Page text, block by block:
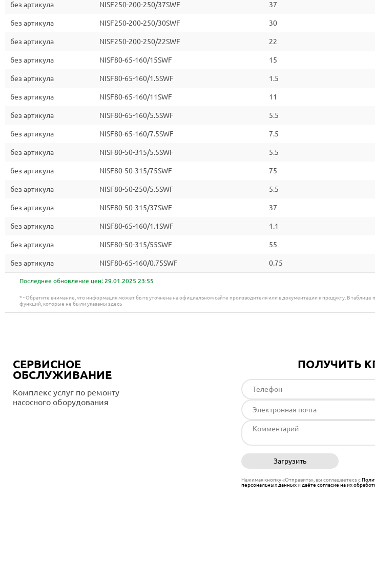
без артикула NISF250-200-250/37SWF 37
без артикула NISF250-200-250/30SWF 30
без артикула NISF250-200-250/22SWF 22
без артикула NISF80-65-160/15SWF 15
без артикула NISF80-65-160/1.5SWF 1.5
без артикула NISF80-65-160/11SWF 11
без артикула NISF80-65-160/5.5SWF 5.5
без артикула NISF80-65-160/7.5SWF 7.5
без артикула NISF80-50-315/5.5SWF 5.5
без артикула NISF80-50-315/75SWF 75
без артикула NISF80-50-250/5.5SWF 5.5
без артикула NISF80-50-315/37SWF 37
без артикула NISF80-65-160/1.1SWF 1.1
без артикула NISF80-50-315/55SWF 55
без артикула NISF80-65-160/0.75SWF 0.75
Последнее обновление цен: 29.01.2025 23:55
* - Обратите внимание, что информация может быть уточнена на официальном сайте производителя или в документации к продукту. В
функций, которые не были указаны здесь
СЕРВИСНОЕ
ОБСЛУЖИВАНИЕ
Комплекс услуг по ремонту
насосного оборудования
ПОЛУЧИТЬ
Загрузить
Нажимая кнопку «Отправить», вы соглашаетесь с
персональных данныхи даёте согласие на их